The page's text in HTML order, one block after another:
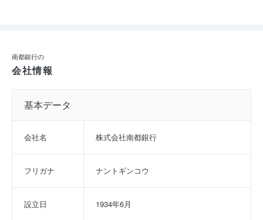
南都銀行の
会社情報
基本データ
会社名 株式会社南都銀行
フリガナ ナントギンコウ
設立日 1934年6月